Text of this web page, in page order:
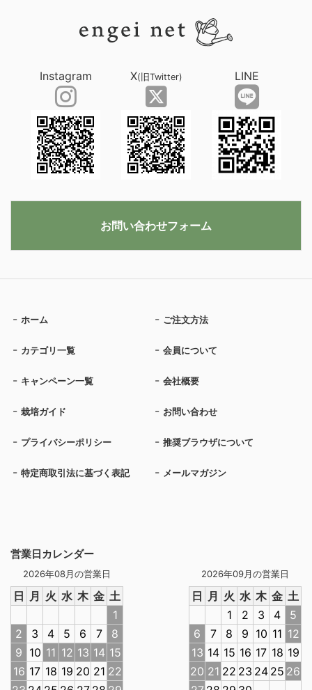
営業日カレンダー
2026年08月の営業日
日 月 火 水 木 金 土
1
2
3 4 5 6 7
8
9 10 11 12 13 14 15
16 17 18 19 20 21 22
2026年09月の営業日
日 月 火 水 木 金 土
1
2 3 4
5
6
7 8 9 10 11 12
13 14 15 16 17 18 19
20 21 22 23 24 25 26
ホーム ご注文方法
カテゴリ一覧 会員について
キャンペーン一覧 会社概要
栽培ガイド お問い合わせ
プライバシーポリシー 推奨ブラウザについて
特定商取引法に基づく表記 メールマガジン
Instagram X(旧Twitter) LINE
お問い合わせフォーム